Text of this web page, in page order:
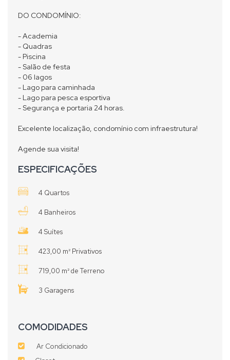
DO CONDOMÍNIO:
- Academia
- Quadras
- Piscina
- Salão de festa
- 06 lagos
- Lago para caminhada
- Lago para pesca esportiva
- Segurança e portaria 24 horas.
Excelente localização, condomínio com infraestrutura!
Agende sua visita!
ESPECIFICAÇÕES
4 Quartos
4 Banheiros
4 Suítes
423,00 m² Privativos
719,00 m² de Terreno
3 Garagens
COMODIDADES
Ar Condicionado